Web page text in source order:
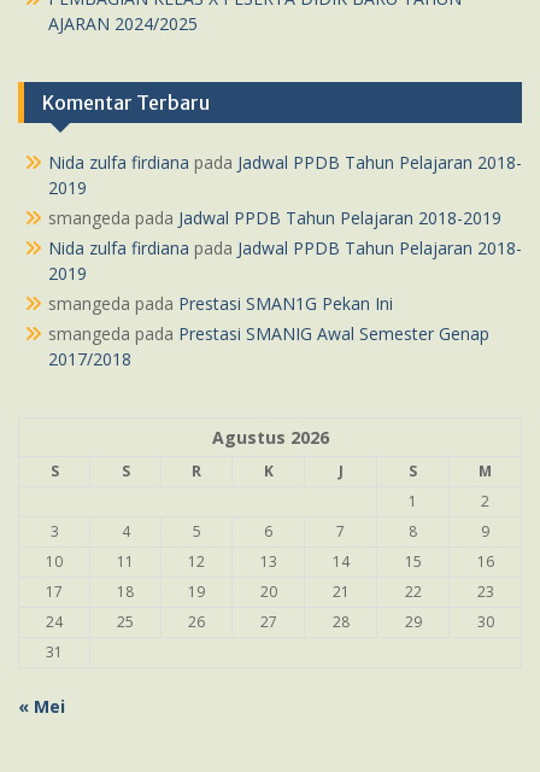
AJARAN 2024/2025
Komentar Terbaru
Nida zulfa firdiana pada Jadwal PPDB Tahun Pelajaran 2018-
2019
smangeda pada Jadwal PPDB Tahun Pelajaran 2018-2019
Nida zulfa firdiana pada Jadwal PPDB Tahun Pelajaran 2018-
2019
smangeda pada Prestasi SMAN1G Pekan Ini
smangeda pada Prestasi SMANIG Awal Semester Genap
2017/2018
Agustus 2026
S S R K J S
M
1
2
3
4 5 6 7 8
9
10
11 12 13 14 15
16
17
18 19 20 21 22
23
24
25 26 27 28 29
30
31
« Mei